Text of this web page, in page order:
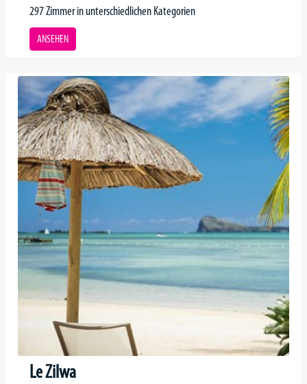
297 Zimmer in unterschiedlichen Kategorien
ANSEHEN
Le Zilwa